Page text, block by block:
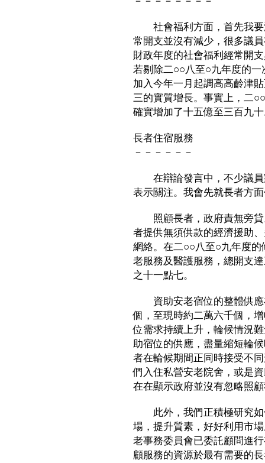
社會福利方面，首先我要
常開支並沒有減少，很多議
財政年度的社會福利經常開
若剔除二○○八至○九年度的
加入今年一月起調高高齡津
三的實質增長。事實上，二
確實增加了十五億至三百九
長者住宿服務
－－－－－－
在辯論發言中，不少議員
表示關注。我會先就長者方
照顧長者，政府責無旁貸
者提供無須供款的經濟援助
網絡。在二○○八至○九年度
老服務及醫護服務，總開支
之十一點七。
資助安老宿位的整體供應
個，至現時約二萬六千個，
位需求持續上升，輪候情況
助宿位的供應，盡量縮短輪
者在輪候期間正同時接受不
們入住私營安老院舍，或是
在在顯示政府並沒有忽略照
此外，我們正積極研究如
場，提升質素，好好利用市
老事務委員會已委託顧問進
顧服務的資源於最有需要的